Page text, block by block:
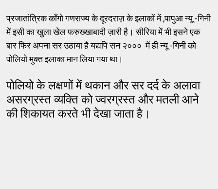
प्रजातांत्रिक काँगो गणराज्य के दूरदराज़ के इलाकों में ,पापुआ न्यू -गिनी
में इसी का खुला खेल फरुख्खाबादी ज़ारी है। सीरिया में भी इसने एक
बार फिर अपना सर उठाया है यद्यपि सन २००० में ही न्यू -गिनी को
पोलियो मुक्त इलाका मान लिया गया था।
पोलियो के लक्षणों में थकान और सर दर्द के अलावा
असरग्रस्त व्यक्ति को ज्वरग्रस्त और मतली आने
की शिकायत करते भी देखा जाता है।